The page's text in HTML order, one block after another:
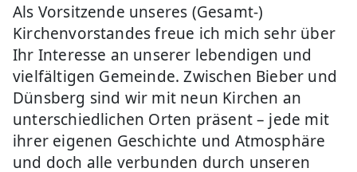
Als Vorsitzende unseres (Gesamt-)
Kirchenvorstandes freue ich mich sehr über
Ihr Interesse an unserer lebendigen und
vielfältigen Gemeinde. Zwischen Bieber und
Dünsberg sind wir mit neun Kirchen an
unterschiedlichen Orten präsent – jede mit
ihrer eigenen Geschichte und Atmosphäre
und doch alle verbunden durch unseren